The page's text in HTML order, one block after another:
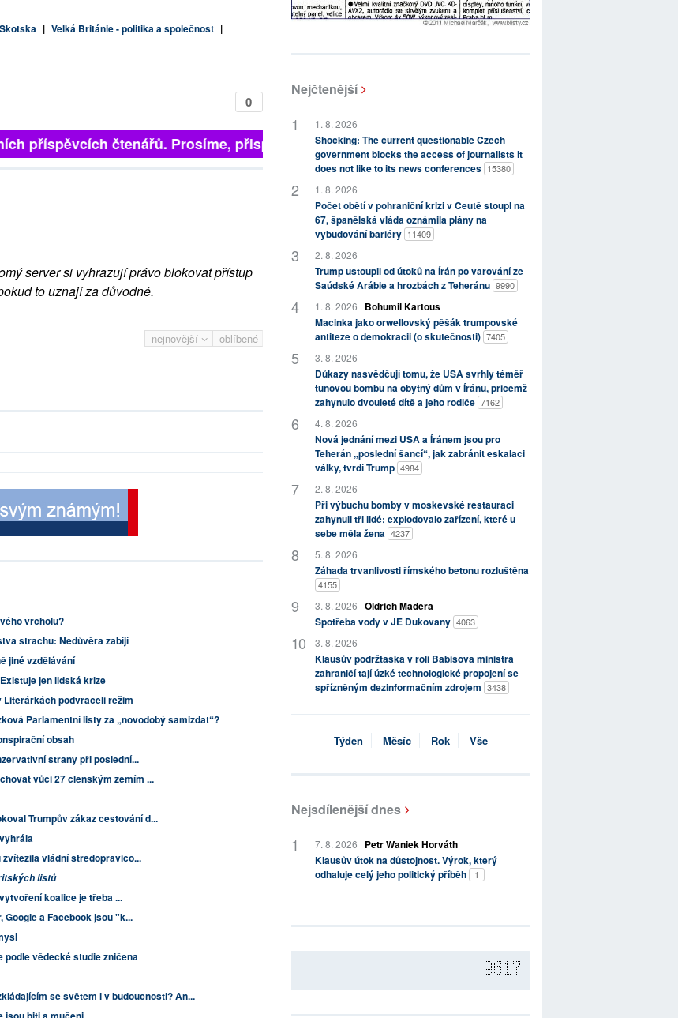
| Velká Británie - politika a společnost |
0
příspěvcích čtenářů. Prosíme, přispějte. ➥
server si vyhrazují právo blokovat přístup
to uznají za důvodné.
nejnovější oblíbené
vrcholu?
strachu: Nedůvěra zabíjí
jiné vzdělávání
jen lidská krize
podvraceli režim
Parlamentní listy za „novodobý samizdat“?
obsah
strany při poslední...
vůči 27 členským zemím ...
Trumpův zákaz cestování d...
vládní středopravico...
listů
koalice je třeba ...
a Facebook jsou "k...
podle vědecké studie zničena
se světem i v budoucnosti? An...
Nejčtenější
1. 8. 2026
Shocking: The current questionable Czech
government blocks the access of journalists it
does not like to its news conferences 15380
1. 8. 2026
Počet obětí v pohraniční krizi v Ceutě stoupl na
67, španělská vláda oznámila plány na
vybudování bariéry 11409
2. 8. 2026
Trump ustoupil od útoků na Írán po varování ze
Saúdské Arábie a hrozbách z Teheránu 9990
1. 8. 2026
Bohumil Kartous
Macinka jako orwellovský pěšák trumpovské
antiteze o demokracii (o skutečnosti) 7405
3. 8. 2026
Důkazy nasvědčují tomu, že USA svrhly téměř
tunovou bombu na obytný dům v Íránu, přičemž
zahynulo dvouleté dítě a jeho rodiče 7162
4. 8. 2026
Nová jednání mezi USA a Íránem jsou pro
Teherán „poslední šancí“, jak zabránit eskalaci
války, tvrdí Trump 4984
2. 8. 2026
Při výbuchu bomby v moskevské restauraci
zahynuli tři lidé; explodovalo zařízení, které u
sebe měla žena 4237
5. 8. 2026
Záhada trvanlivosti římského betonu rozluštěna
4155
3. 8. 2026 Oldřich Maděra
Spotřeba vody v JE Dukovany 4063
3. 8. 2026
Klausův podržtaška v roli Babišova ministra
zahraničí tají úzké technologické propojení se
spřízněným dezinformačním zdrojem 3438
Týden Měsíc Rok Vše
Nejsdílenější dnes
7. 8. 2026
Petr Waniek Horváth
Klausův útok na důstojnost. Výrok, který
odhaluje celý jeho politický příběh
1
9617